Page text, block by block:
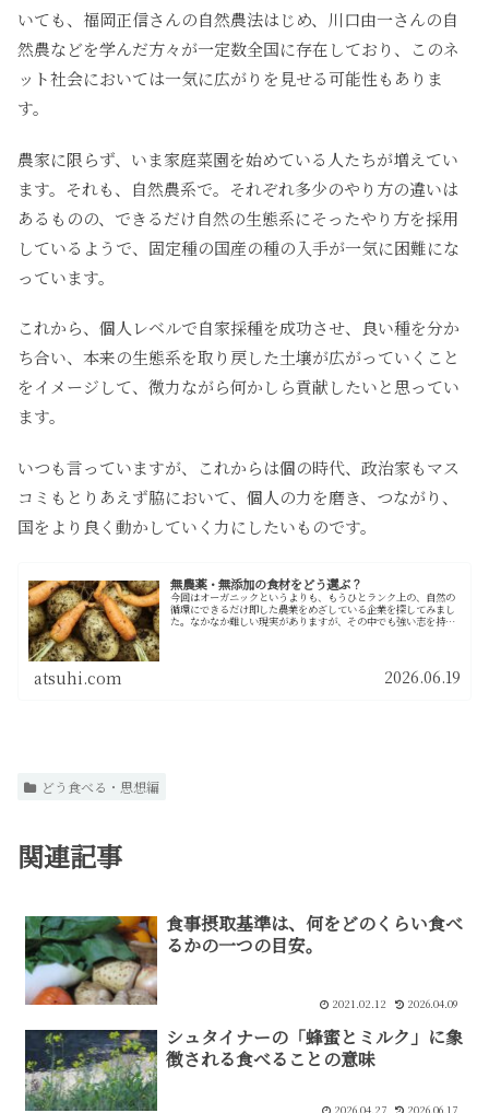
いても、福岡正信さんの自然農法はじめ、川口由一さんの自
然農などを学んだ方々が一定数全国に存在しており、このネ
ット社会においては一気に広がりを見せる可能性もありま
す。
農家に限らず、いま家庭菜園を始めている人たちが増えてい
ます。それも、自然農系で。それぞれ多少のやり方の違いは
あるものの、できるだけ自然の生態系にそったやり方を採用
しているようで、固定種の国産の種の入手が一気に困難にな
っています。
これから、個人レベルで自家採種を成功させ、良い種を分か
ち合い、本来の生態系を取り戻した土壌が広がっていくこと
をイメージして、微力ながら何かしら貢献したいと思ってい
ます。
いつも言っていますが、これからは個の時代、政治家もマス
コミもとりあえず脇において、個人の力を磨き、つながり、
国をより良く動かしていく力にしたいものです。
無農薬・無添加の食材をどう選ぶ？
今回はオーガニックというよりも、もうひとランク上の、自然の
循環にできるだけ即した農業をめざしている企業を探してみまし
た。なかなか難しい現実がありますが、その中でも強い志を持っ
atsuhi.com 2026.06.19
どう食べる・思想編
関連記事
食事摂取基準は、何をどのくらい食べ
るかの一つの目安。
2021.02.12 2026.04.09
シュタイナーの「蜂蜜とミルク」に象
徴される食べることの意味
2026.04.27 2026.06.17